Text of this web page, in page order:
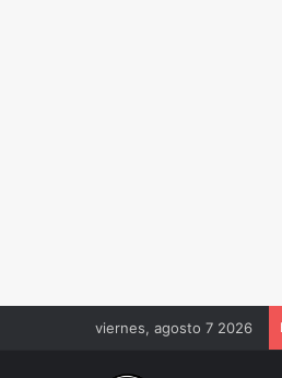
viernes, agosto 7 2026